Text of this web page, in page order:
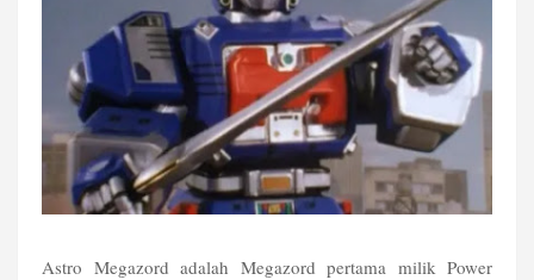
Astro Megazord adalah Megazord pertama milik Power